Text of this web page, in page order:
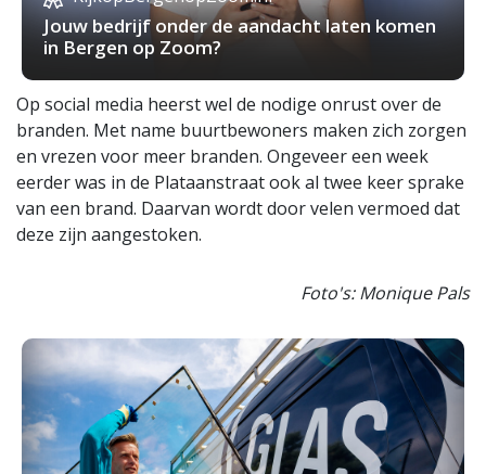
Jouw bedrijf onder de aandacht laten komen
in Bergen op Zoom?
Op social media heerst wel de nodige onrust over de
branden. Met name buurtbewoners maken zich zorgen
en vrezen voor meer branden. Ongeveer een week
eerder was in de Plataanstraat ook al twee keer sprake
van een brand. Daarvan wordt door velen vermoed dat
deze zijn aangestoken.
Foto's: Monique Pals